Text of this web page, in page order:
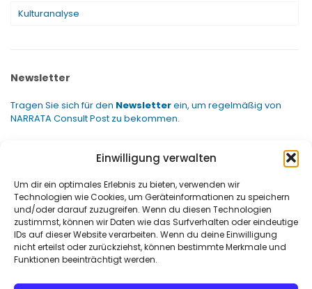
Einwilligung verwalten
Um dir ein optimales Erlebnis zu bieten, verwenden wir
Technologien wie Cookies, um Geräteinformationen zu speichern
und/oder darauf zuzugreifen. Wenn du diesen Technologien
zustimmst, können wir Daten wie das Surfverhalten oder eindeutige
IDs auf dieser Website verarbeiten. Wenn du deine Einwilligung
nicht erteilst oder zurückziehst, können bestimmte Merkmale und
Funktionen beeinträchtigt werden.
Kulturanalyse
Newsletter
Tragen Sie sich für den Newsletterein, um regelmäßig von
NARRATA Consult Post zu bekommen.